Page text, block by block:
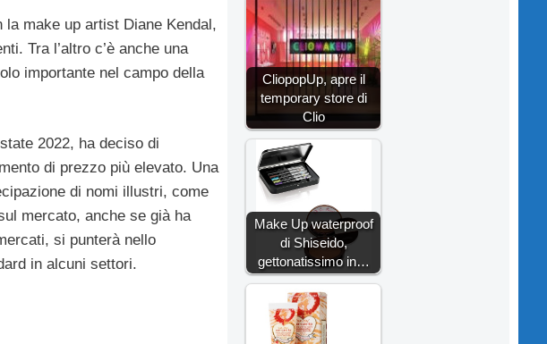
make up artist Diane Kendal,
Tra l’altro c’è anche una
importante nel campo della
2022, ha deciso di
di prezzo più elevato. Una
di nomi illustri, come
mercato, anche se già ha
si punterà nello
in alcuni settori.
CliopopUp, apre il
temporary store di
Clio
Make Up waterproof
di Shiseido,
gettonatissimo in…